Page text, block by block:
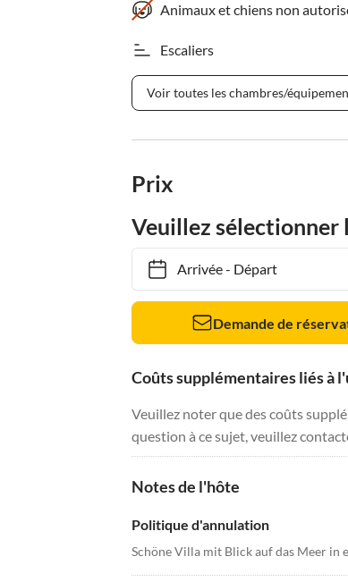
Animaux et chiens non
Escaliers
Voir toutes les chambres/
Prix
Veuillez sélectionner
Arrivée- Départ
Demande de
Coûts supplémentaires liés à
Veuillez noter que des coûts
question à ce sujet, veuillez
Notes de l'hôte
Politique d'annulation
Schöne Villa mit Blick auf das Meer in